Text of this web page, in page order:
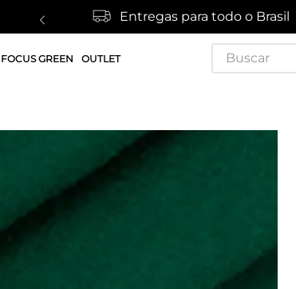
Entregas para todo o Brasil
FOCUS GREEN OUTLET
Buscar